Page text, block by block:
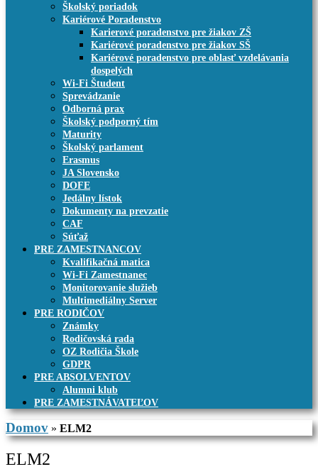
Školský poriadok
Kariérové Poradenstvo
Karierové poradenstvo pre žiakov ZŠ
Kariérové poradenstvo pre žiakov SŠ
Kariérové poradenstvo pre oblasť vzdelávania
dospelých
Wi-Fi Študent
Sprevádzanie
Odborná prax
Školský podporný tím
Maturity
Školský parlament
Erasmus
JA Slovensko
DOFE
Jedálny lístok
Dokumenty na prevzatie
CAF
Súťaž
PRE ZAMESTNANCOV
Kvalifikačná matica
Wi-Fi Zamestnanec
Monitorovanie služieb
Multimediálny Server
PRE RODIČOV
Známky
Rodičovská rada
OZ Rodičia Škole
GDPR
PRE ABSOLVENTOV
Alumni klub
PRE ZAMESTNÁVATEĽOV
Domov » ELM2
ELM2